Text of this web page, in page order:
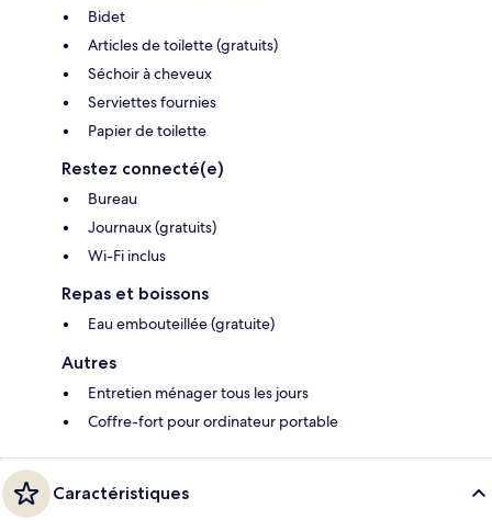
Bidet
Articles de toilette (gratuits)
Séchoir à cheveux
Serviettes fournies
Papier de toilette
Restez connecté(e)
Bureau
Journaux (gratuits)
Wi-Fi inclus
Repas et boissons
Eau embouteillée (gratuite)
Autres
Entretien ménager tous les jours
Coffre-fort pour ordinateur portable
Caractéristiques